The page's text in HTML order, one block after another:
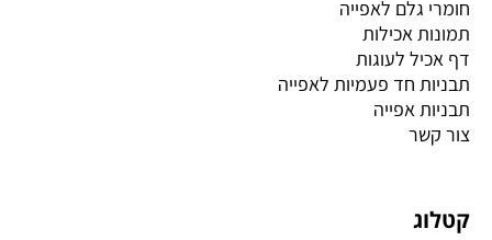
חומרי גלם לאפייה
תמונות אכילות
דף אכיל לעוגות
תבניות חד פעמיות לאפייה
תבניות אפייה
צור קשר
קטלוג